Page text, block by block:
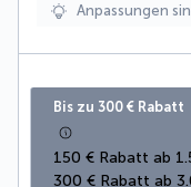
Anpassungen
Bis zu 300 € Rabatt
150 € Rabatt ab
300 € Rabatt ab